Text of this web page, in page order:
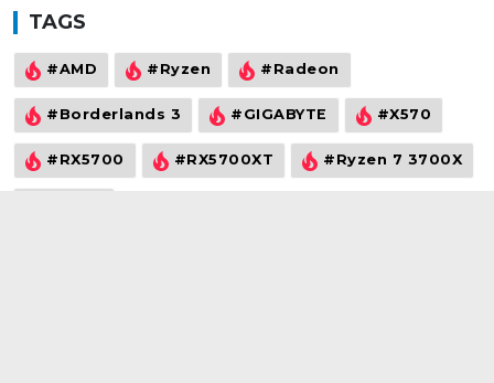
TAGS
#AMD #Ryzen #Radeon
#Borderlands 3 #GIGABYTE #X570
#RX5700 #RX5700XT #Ryzen 7 3700X